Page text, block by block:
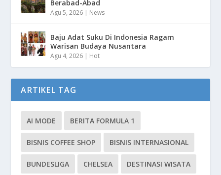
Berabad-Abad
Agu 5, 2026 | News
Baju Adat Suku Di Indonesia Ragam
Warisan Budaya Nusantara
Agu 4, 2026 | Hot
ARTIKEL TAG
AI MODE BERITA FORMULA 1
BISNIS COFFEE SHOP BISNIS INTERNASIONAL
BUNDESLIGA CHELSEA DESTINASI WISATA